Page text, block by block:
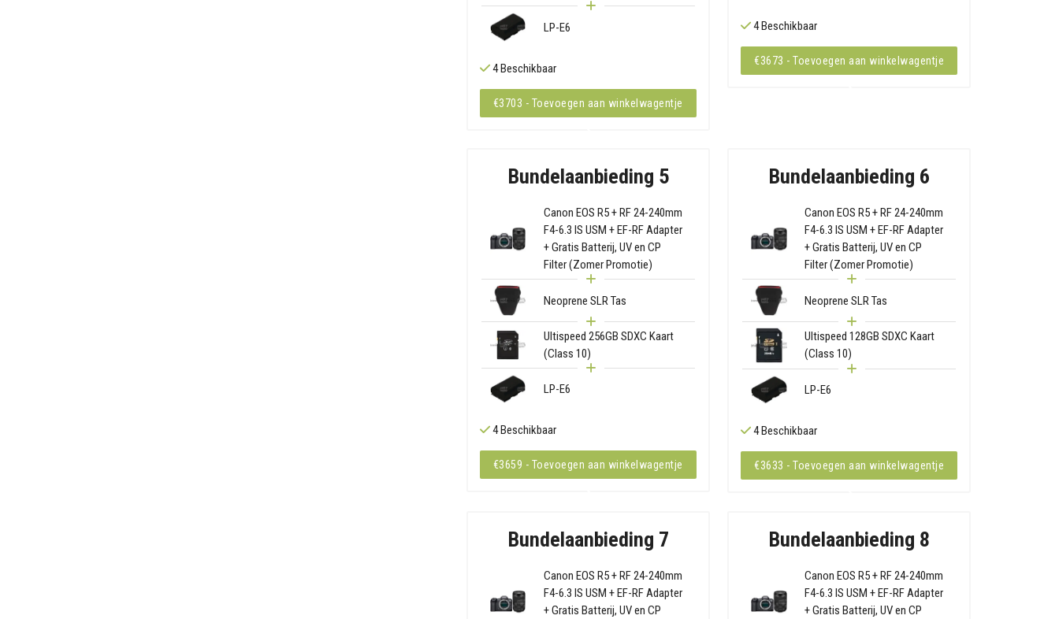
LP-E6
4 Beschikbaar
€3703 - Toevoegen aan winkelwagentje
4 Beschikbaar
€3673 - Toevoegen aan winkelwagentje
Bundelaanbieding 5
Canon EOS R5 + RF 24-240mm
F4-6.3 IS USM + EF-RF Adapter
+ Gratis Batterij, UV en CP
Filter (Zomer Promotie)
Neoprene SLR Tas
Ultispeed 256GB SDXC Kaart
(Class 10)
LP-E6
4 Beschikbaar
€3659 - Toevoegen aan winkelwagentje
Bundelaanbieding 6
Canon EOS R5 + RF 24-240mm
F4-6.3 IS USM + EF-RF Adapter
+ Gratis Batterij, UV en CP
Filter (Zomer Promotie)
Neoprene SLR Tas
Ultispeed 128GB SDXC Kaart
(Class 10)
LP-E6
4 Beschikbaar
€3633 - Toevoegen aan winkelwagentje
Bundelaanbieding 7
Canon EOS R5 + RF 24-240mm
F4-6.3 IS USM + EF-RF Adapter
+ Gratis Batterij, UV en CP
Bundelaanbieding 8
Canon EOS R5 + RF 24-240mm
F4-6.3 IS USM + EF-RF Adapter
+ Gratis Batterij, UV en CP